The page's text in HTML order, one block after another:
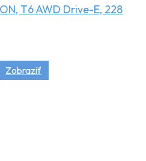
T6 AWD Drive-E, 228
Zobraziť